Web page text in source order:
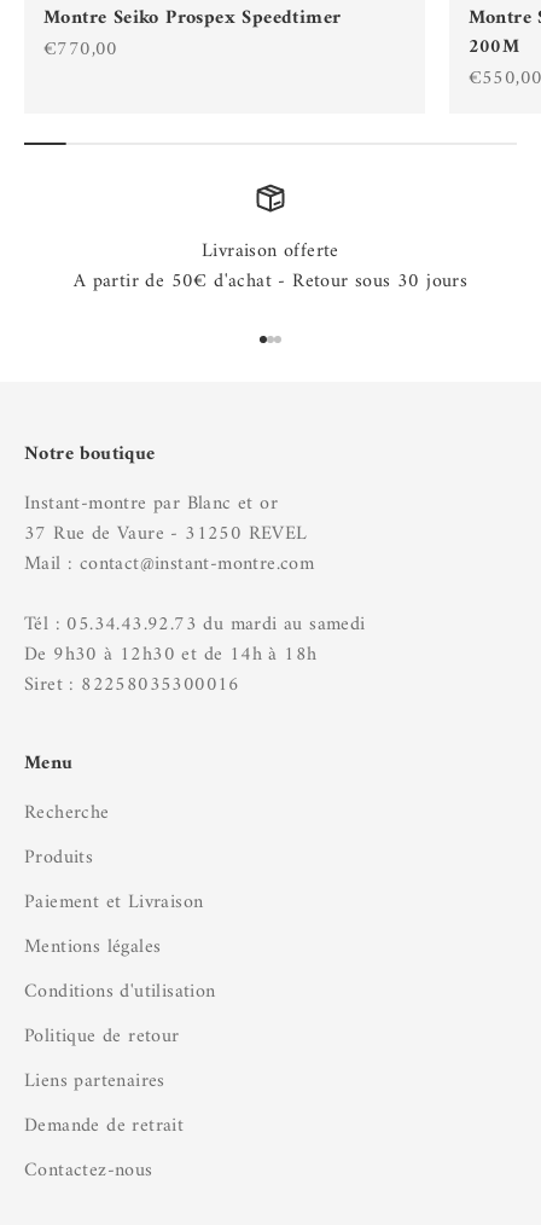
Montre Seiko Prospex Speedtimer
Prix de vente
€770,00
Montre
200M
Prix de
Livraison offerte
A partir de 50€ d'achat - Retour sous 30 jours
Aller à l'élément 1
Aller à l'élément 2
Aller à l'élément 3
Notre boutique
Instant-montre par Blanc et or
37 Rue de Vaure - 31250 REVEL
Mail : contact@instant-montre.com
Tél : 05.34.43.92.73 du mardi au samedi
De 9h30 à 12h30 et de 14h à 18h
Siret : 82258035300016
Menu
Recherche
Produits
Paiement et Livraison
Mentions légales
Conditions d'utilisation
Politique de retour
Liens partenaires
Demande de retrait
Contactez-nous